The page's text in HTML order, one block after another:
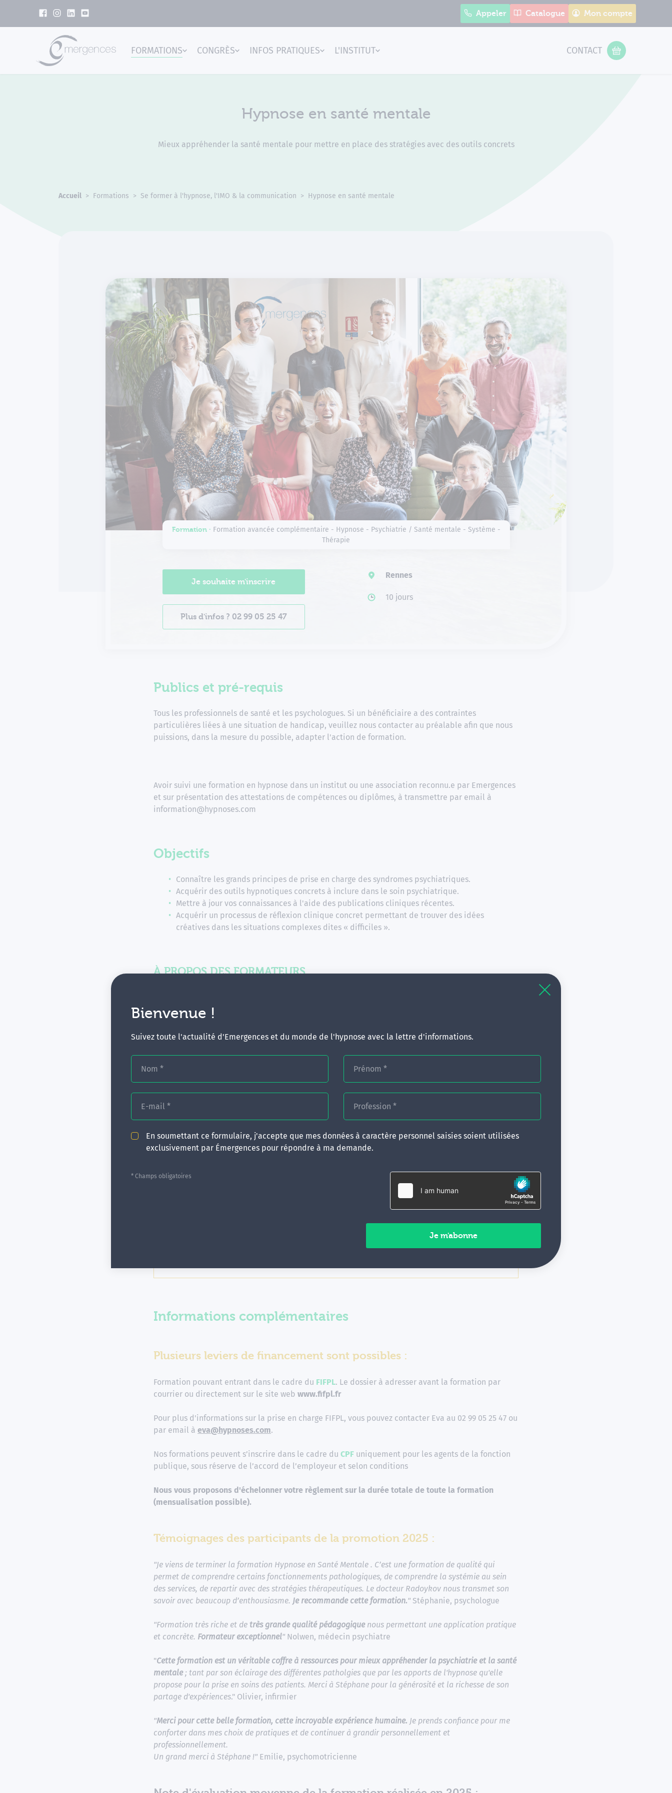
Bienvenue !
Suivez toute l'actualité d'Emergences et du monde de l'hypnose avec la lettre d'informations.
Nom * Prénom *
E-mail * Profession *
En soumettant ce formulaire, j'accepte que mes données à caractère personnel saisies soient utilisées
exclusivement par Émergences pour répondre à ma demande.
* Champs obligatoires
Appeler Catalogue Mon compte
Emergences
FORMATIONS CONGRÈS INFOS PRATIQUES L'INSTITUT CONTACT
VOTRE PANIER
Hypnose en santé mentale
Mieux appréhender la santé mentale pour mettre en place des stratégies avec des outils concrets
Accueil Formations Se former à l'hypnose, l'IMO & la communication Hypnose en santé mentale
Formation ∙ Formation avancée complémentaire - Hypnose - Psychiatrie / Santé mentale - Système -
Thérapie
Je souhaite m'inscrire
Plus d'infos ? 02 99 05 25 47
Rennes
10 jours
Publics et pré-requis
Tous les professionnels de santé et les psychologues. Si un bénéficiaire a des contraintes
particulières liées à une situation de handicap, veuillez nous contacter au préalable afin que nous
puissions, dans la mesure du possible, adapter l'action de formation.
Avoir suivi une formation en hypnose dans un institut ou une association reconnu.e par Emergences
et sur présentation des attestations de compétences ou diplômes, à transmettre par email à
information@hypnoses.com
Objectifs
Connaître les grands principes de prise en charge des syndromes psychiatriques.
Acquérir des outils hypnotiques concrets à inclure dans le soin psychiatrique.
Mettre à jour vos connaissances à l'aide des publications cliniques récentes.
Acquérir un processus de réflexion clinique concret permettant de trouver des idées
créatives dans les situations complexes dites « difficiles ».
À PROPOS DES FORMATEURS...
Dr. Stéphane Radoykov, formateur Emergences
Le programme
Module 2 : Hypnose et santé mentale : TECHNIQUES INTÉGRATIVES
Informations complémentaires
Plusieurs leviers de financement sont possibles :
Formation pouvant entrant dans le cadre du FIFPL. Le dossier à adresser avant la formation par
courrier ou directement sur le site web www.fifpl.fr
Pour plus d'informations sur la prise en charge FIFPL, vous pouvez contacter Eva au 02 99 05 25 47 ou
par email à eva@hypnoses.com.
Nos formations peuvent s’inscrire dans le cadre du CPF uniquement pour les agents de la fonction
publique, sous réserve de l’accord de l’employeur et selon conditions
Nous vous proposons d'échelonner votre règlement sur la durée totale de toute la formation
(mensualisation possible).
Témoignages des participants de la promotion 2025 :
"Je viens de terminer la formation Hypnose en Santé Mentale . C’est une formation de qualité qui
permet de comprendre certains fonctionnements pathologiques, de comprendre la systémie au sein
des services, de repartir avec des stratégies thérapeutiques. Le docteur Radoykov nous transmet son
savoir avec beaucoup d’enthousiasme. Je recommande cette formation." Stéphanie, psychologue
"Formation très riche et de très grande qualité pédagogiquenous permettant une application pratique
et concrète. Formateur exceptionnel" Nolwen, médecin psychiatre
"Cette formation est un véritable coffre à ressources pour mieux appréhender la psychiatrie et la santé
mentale; tant par son éclairage des différentes patholgies que par les apports de l'hypnose qu'elle
propose pour la prise en soins des patients. Merci à Stéphane pour la générosité et la richesse de son
partage d'expériences." Olivier, infirmier
"Merci pour cette belle formation, cette incroyable expérience humaine. Je prends confiance pour me
conforter dans mes choix de pratiques et de continuer à grandir personnellement et
professionnellement.
Un grand merci à Stéphane !" Emilie, psychomotricienne